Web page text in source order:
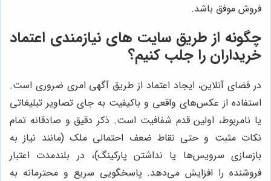
فروش موفق باشد.
چگونه از طریق سایت های نیازمندی اعتماد
خریداران را جلب کنیم؟
در فضای آنلاین، ایجاد اعتماد از طریق آگهی امری ضروری است.
استفاده از عکس‌های واقعی و باکیفیت به جای تصاویر تبلیغاتی
یا نامربوط، اولین قدم شفافیت است. ذکر دقیق و صادقانه تمام
نکات مثبت و حتی نقاط ضعف احتمالی ملک (مانند نیاز به
بازسازی سرویس‌ها یا نداشتن پارکینگ)، در بلندمدت اعتبار
فروشنده را افزایش می‌دهد. پاسخگویی سریع و محترمانه به